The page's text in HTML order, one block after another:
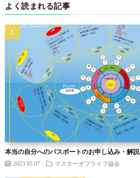
よく読まれる記事
本当の自分へのパスポートのお申し込み・解説
2023.05.07 マスターオブライフ協会